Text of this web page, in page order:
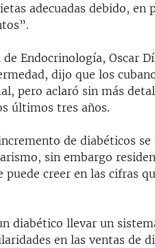
adecuadas debido, en
Endocrinología, Oscar
dijo que los
pero aclaró sin más
últimos tres años.
de diabéticos se
sin embargo
creer en las cifras
diabético llevar un
en las ventas de